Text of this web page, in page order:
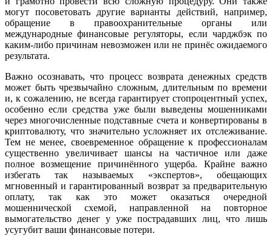
могут посоветовать другие варианты действий, например,
обращение в правоохранительные органы или
международные финансовые регуляторы, если чарджбэк по
каким-либо причинам невозможен или не принёс ожидаемого
результата.
Важно осознавать, что процесс возврата денежных средств
может быть чрезвычайно сложным, длительным по времени
и, к сожалению, не всегда гарантирует стопроцентный успех,
особенно если средства уже были выведены мошенниками
через многочисленные подставные счета и конвертированы в
криптовалюту, что значительно усложняет их отслеживание.
Тем не менее, своевременное обращение к профессионалам
существенно увеличивает шансы на частичное или даже
полное возмещение причинённого ущерба. Крайне важно
избегать так называемых «экспертов», обещающих
мгновенный и гарантированный возврат за предварительную
оплату, так как это может оказаться очередной
мошеннической схемой, направленной на повторное
вымогательство денег у уже пострадавших лиц, что лишь
усугубит ваши финансовые потери.